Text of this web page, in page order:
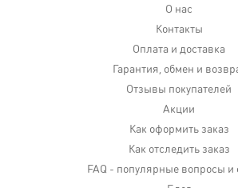
О нас
Контакты
Оплата и доставка
Гарантия, обмен и
Отзывы покупателей
Акции
Как оформить заказ
Как отследить заказ
FAQ - популярные вопросы и